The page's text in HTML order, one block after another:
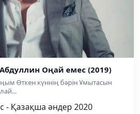
Оңай емес (2019)
Өткен күннің бәрін Ұмытасын
- Қазақша әндер 2020